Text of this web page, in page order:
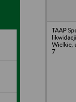
TAAP
Wielkie,
7